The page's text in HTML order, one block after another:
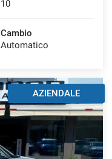
10
Cambio
Automatico
AZIENDALE